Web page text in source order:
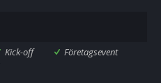
Kick-off
Företagsevent